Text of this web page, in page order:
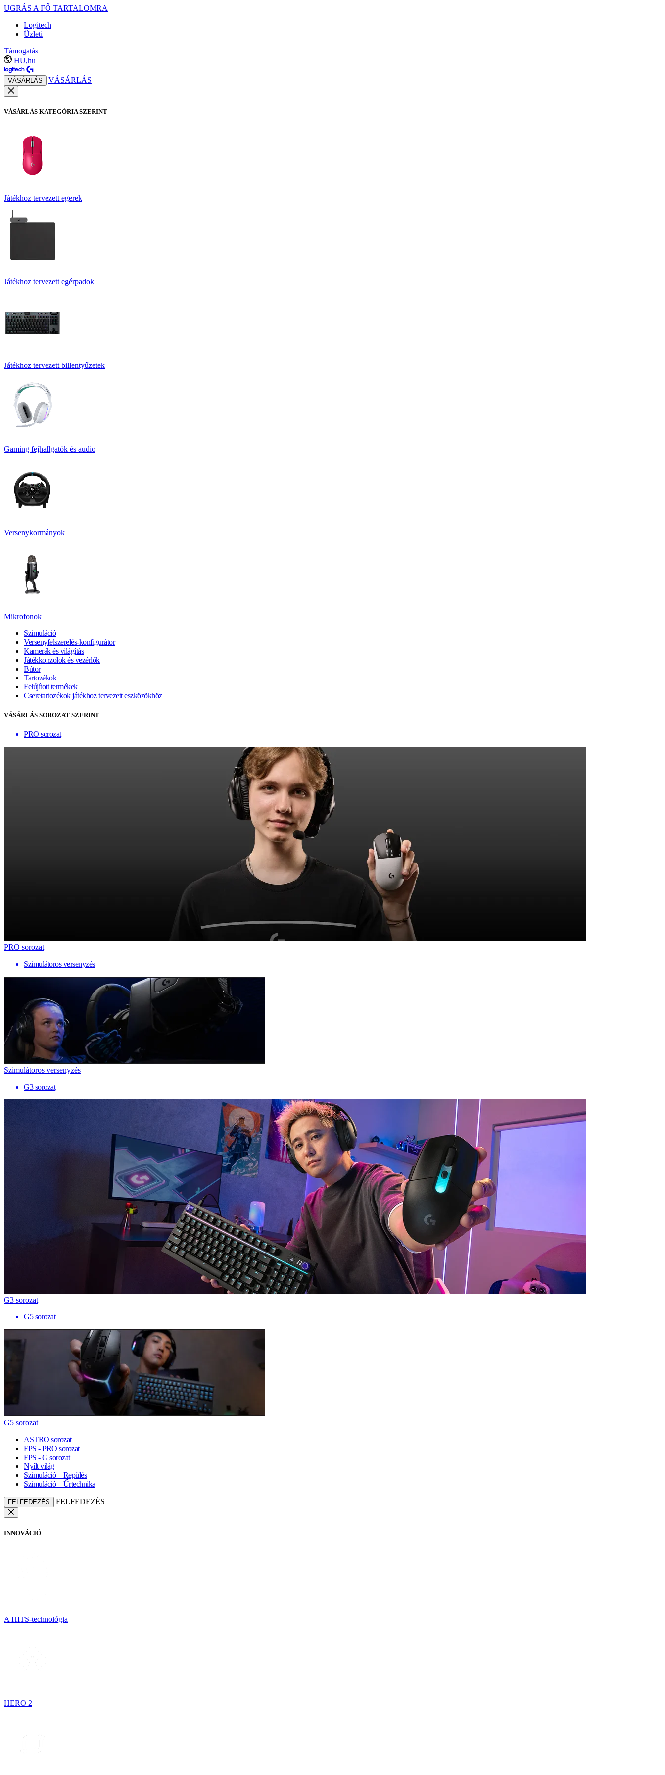
UGRÁS A FŐ TARTALOMRA
Logitech
Üzleti
Támogatás
HU,hu
VÁSÁRLÁS VÁSÁRLÁS
VÁSÁRLÁS KATEGÓRIA SZERINT
Játékhoz tervezett egerek
Játékhoz tervezett egérpadok
Játékhoz tervezett billentyűzetek
Gaming fejhallgatók és audio
Versenykormányok
Mikrofonok
Szimuláció
Versenyfelszerelés-konfigurátor
Kamerák és világítás
Játékkonzolok és vezérlők
Bútor
Tartozékok
Felújított termékek
Cseretartozékok játékhoz tervezett eszközökhöz
VÁSÁRLÁS SOROZAT SZERINT
PRO sorozat
PRO sorozat
Szimulátoros versenyzés
Szimulátoros versenyzés
G3 sorozat
G3 sorozat
G5 sorozat
G5 sorozat
ASTRO sorozat
FPS - PRO sorozat
FPS - G sorozat
Nyílt világ
Szimuláció – Repülés
Szimuláció – Űrtechnika
FELFEDEZÉS FELFEDEZÉS
INNOVÁCIÓ
A HITS-technológia
HERO 2